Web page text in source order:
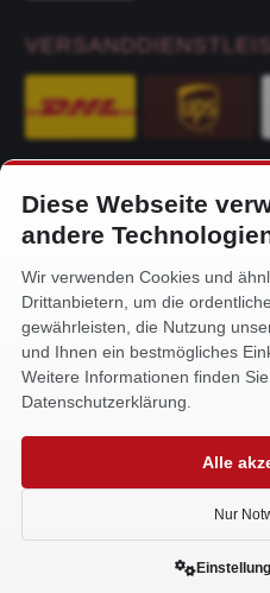
KONTAKT
Alfa-Service Hurtienne GmbH
Siemensstr. 32
59199 Bönen
+49 (0) 2383 93640
info@alfa-service.com
Whatsapp (no voice calls):
Diese Webseite
andere
Wir verwenden Cookies und
Drittanbietern, um die
gewährleisten, die Nutzung
und Ihnen ein bestmögliches
Weitere Informationen finden
Datenschutzerklärung.
Alle
Nur